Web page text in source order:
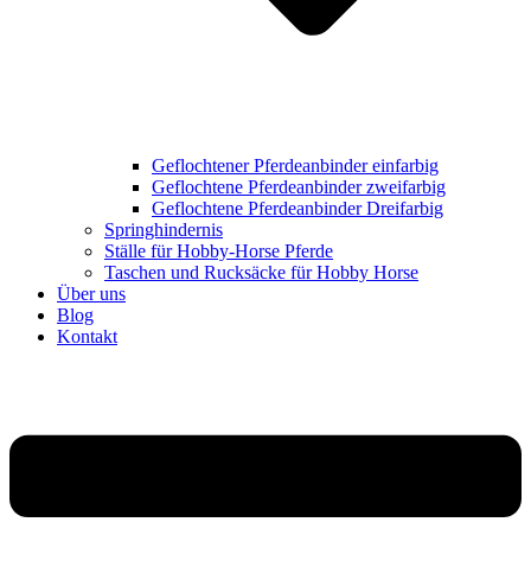
Geflochtener Pferdeanbinder einfarbig
Geflochtene Pferdeanbinder zweifarbig
Geflochtene Pferdeanbinder Dreifarbig
Springhindernis
Ställe für Hobby-Horse Pferde
Taschen und Rucksäcke für Hobby Horse
Über uns
Blog
Kontakt